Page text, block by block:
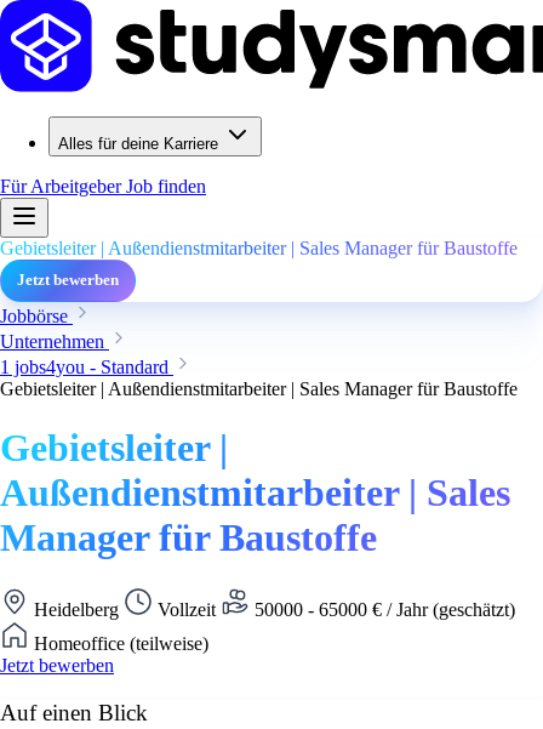
Alles für deine Karriere
Für ArbeitgeberJob finden
Gebietsleiter | Außendienstmitarbeiter | Sales Manager für Baustoffe
Jetzt bewerben
Jobbörse
Unternehmen
1 jobs4you - Standard
Gebietsleiter | Außendienstmitarbeiter | Sales Manager für Baustoffe
Gebietsleiter |
Außendienstmitarbeiter | Sales
Manager für Baustoffe
Heidelberg Vollzeit
50000 - 65000 € / Jahr (geschätzt)
Homeoffice (teilweise)
Jetzt bewerben
Auf einen Blick